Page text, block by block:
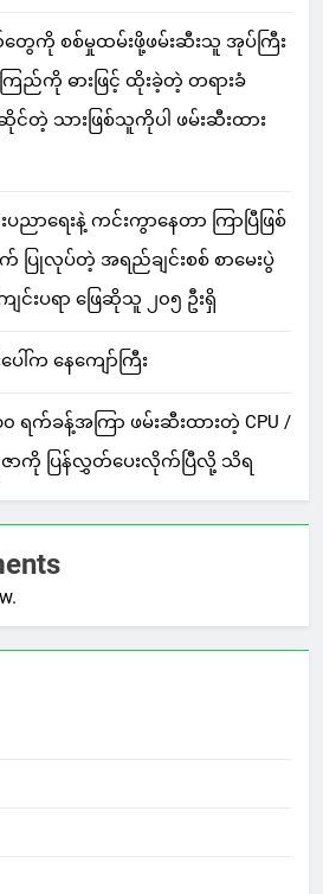
ေကို စစ်မှုထမ်းဖို့ဖမ်းဆီးသူ အုပ်ကြီး
ကြည်ကို ဓားဖြင့် ထိုးခဲ့တဲ့ တရားခံ
တဲ့ သားဖြစ်သူကိုပါ ဖမ်းဆီးထား
ပညာရေးနဲ့ ကင်းကွာနေတာ ကြာပြီဖြစ်
ြုလုပ်တဲ့ အရည်ချင်းစစ် စာမေးပွဲ
းပရာ ဖြေဆိုသူ ၂၀၅ ဦးရှိ
ါ်က နေကျော်ကြီး
ရက်ခန့်အကြာ ဖမ်းဆီးထားတဲ့ CPU /
ဇာကို ပြန်လွှတ်ပေးလိုက်ပြီလို့ သိရ